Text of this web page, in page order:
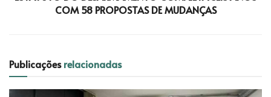
COM 58 PROPOSTAS DE MUDANÇAS
Publicaçõesrelacionadas